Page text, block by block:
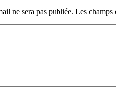
ne sera pas publiée. Les champs